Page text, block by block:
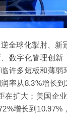
全球化掣肘、新
数字化管理创新
许多短板和薄弱
率从8.3%增长
扩大；美国企
增长到10.97%